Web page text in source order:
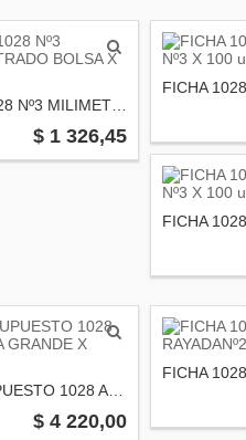
$ 1 326,45
$ 4 220,00